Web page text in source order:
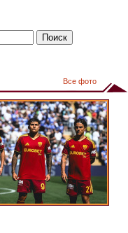
Все фото